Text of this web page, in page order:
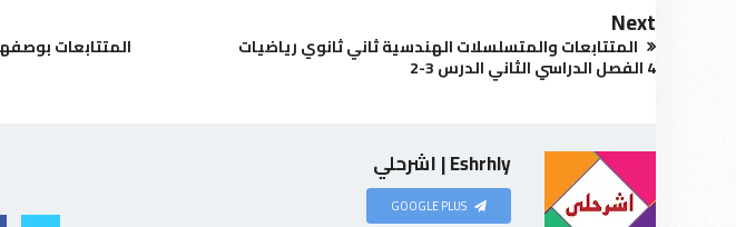
Next
المتتابعات والمتسلسلات الهندسية ثاني ثانوي رياضيات
4 الفصل الدراسي الثاني الدرس 3-2
Eshrhly | اشرحلي
GOOGLE PLUS